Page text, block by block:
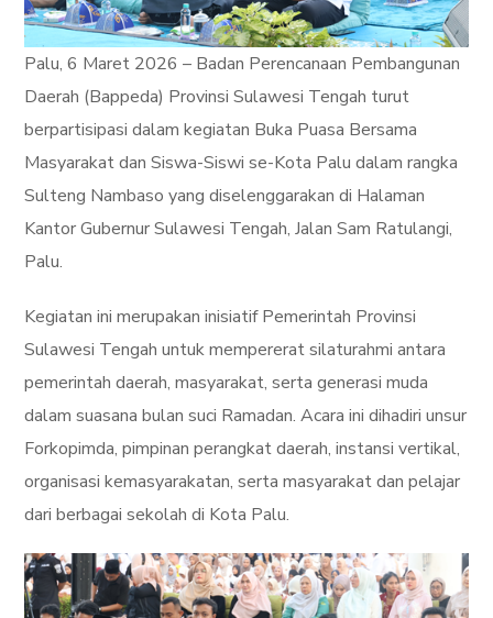
Palu, 6 Maret 2026 – Badan Perencanaan Pembangunan
Daerah (Bappeda) Provinsi Sulawesi Tengah turut
berpartisipasi dalam kegiatan Buka Puasa Bersama
Masyarakat dan Siswa-Siswi se-Kota Palu dalam rangka
Sulteng Nambaso yang diselenggarakan di Halaman
Kantor Gubernur Sulawesi Tengah, Jalan Sam Ratulangi,
Palu.
Kegiatan ini merupakan inisiatif Pemerintah Provinsi
Sulawesi Tengah untuk mempererat silaturahmi antara
pemerintah daerah, masyarakat, serta generasi muda
dalam suasana bulan suci Ramadan. Acara ini dihadiri unsur
Forkopimda, pimpinan perangkat daerah, instansi vertikal,
organisasi kemasyarakatan, serta masyarakat dan pelajar
dari berbagai sekolah di Kota Palu.